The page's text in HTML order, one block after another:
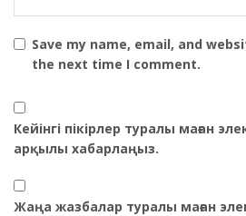
Save my name, email, and
the next time I comment.
Кейінгі пікірлер туралы маған
арқылы хабарлаңыз.
Жаңа жазбалар туралы маған